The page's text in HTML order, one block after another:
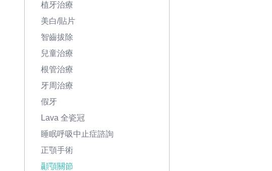
植牙治療
美白/貼片
智齒拔除
兒童治療
根管治療
牙周治療
假牙
Lava 全瓷冠
睡眠呼吸中止症諮詢
正顎手術
顳顎關節